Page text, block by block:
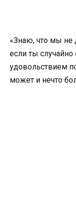
«Знаю, что мы не
если ты
удовольствием
может и нечто